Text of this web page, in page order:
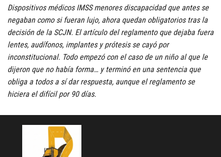
Dispositivos médicos IMSS menores discapacidad que antes se
negaban como si fueran lujo, ahora quedan obligatorios tras la
decisión de la SCJN. El artículo del reglamento que dejaba fuera
lentes, audífonos, implantes y prótesis se cayó por
inconstitucional. Todo empezó con el caso de un niño al que le
dijeron que no había forma… y terminó en una sentencia que
obliga a todos a sí dar respuesta, aunque el reglamento se
hiciera el difícil por 90 días.